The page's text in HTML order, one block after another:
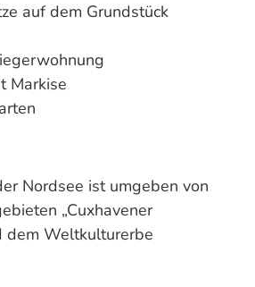
auf dem Grundstück
Markise
Nordsee ist umgeben von
„Cuxhavener
dem Weltkulturerbe